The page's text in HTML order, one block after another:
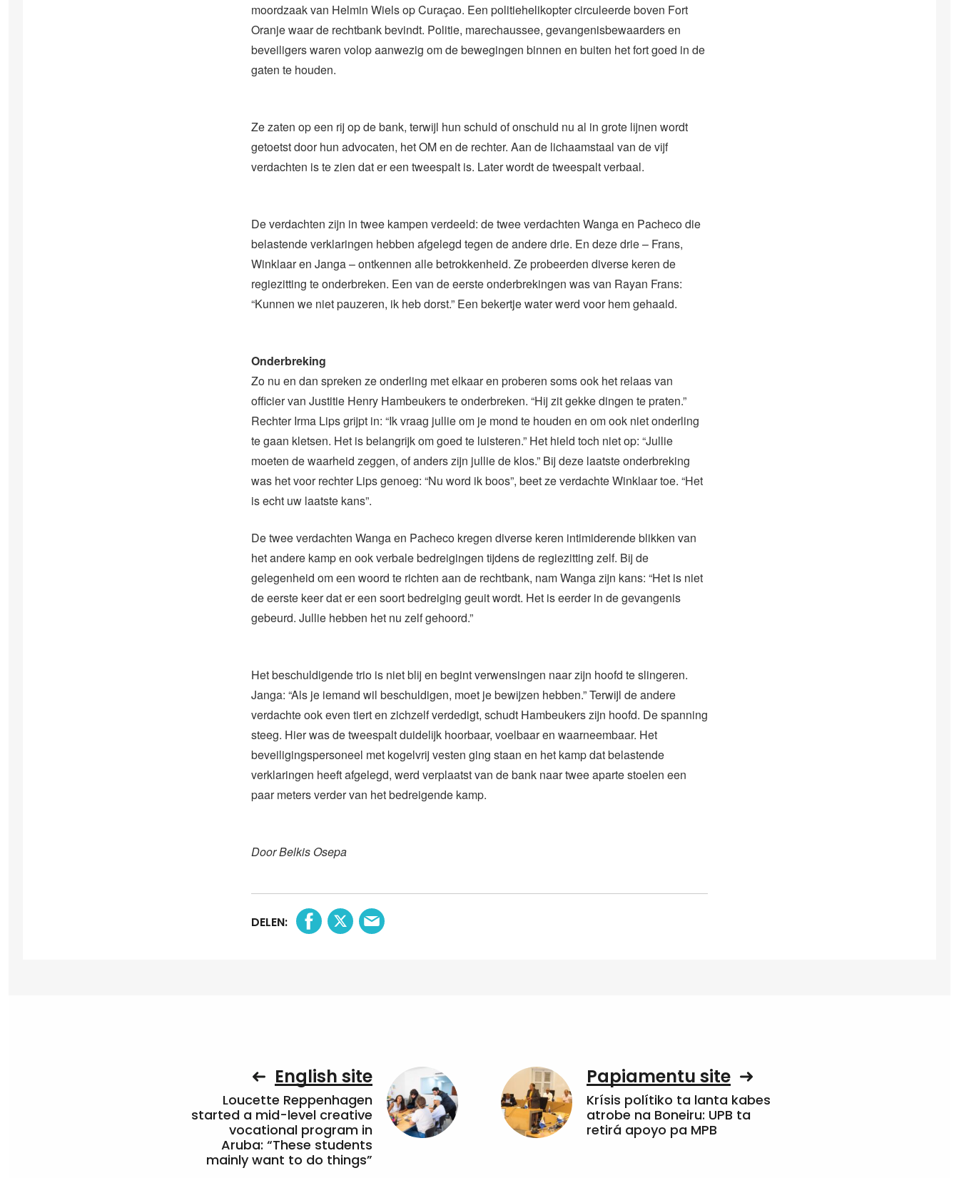
moordzaak van Helmin Wiels op Curaçao. Een politiehelikopter circuleerde boven Fort
Oranje waar de rechtbank bevindt. Politie, marechaussee, gevangenisbewaarders en
beveiligers waren volop aanwezig om de bewegingen binnen en buiten het fort goed in de
gaten te houden.
Ze zaten op een rij op de bank, terwijl hun schuld of onschuld nu al in grote lijnen wordt
getoetst door hun advocaten, het OM en de rechter. Aan de lichaamstaal van de vijf
verdachten is te zien dat er een tweespalt is. Later wordt de tweespalt verbaal.
De verdachten zijn in twee kampen verdeeld: de twee verdachten Wanga en Pacheco die
belastende verklaringen hebben afgelegd tegen de andere drie. En deze drie – Frans,
Winklaar en Janga – ontkennen alle betrokkenheid. Ze probeerden diverse keren de
regiezitting te onderbreken. Een van de eerste onderbrekingen was van Rayan Frans:
“Kunnen we niet pauzeren, ik heb dorst.” Een bekertje water werd voor hem gehaald.
Onderbreking
Zo nu en dan spreken ze onderling met elkaar en proberen soms ook het relaas van
officier van Justitie Henry Hambeukers te onderbreken. “Hij zit gekke dingen te praten.”
Rechter Irma Lips grijpt in: “Ik vraag jullie om je mond te houden en om ook niet onderling
te gaan kletsen. Het is belangrijk om goed te luisteren.” Het hield toch niet op: “Jullie
moeten de waarheid zeggen, of anders zijn jullie de klos.” Bij deze laatste onderbreking
was het voor rechter Lips genoeg: “Nu word ik boos”, beet ze verdachte Winklaar toe. “Het
is echt uw laatste kans”.
De twee verdachten Wanga en Pacheco kregen diverse keren intimiderende blikken van
het andere kamp en ook verbale bedreigingen tijdens de regiezitting zelf. Bij de
gelegenheid om een woord te richten aan de rechtbank, nam Wanga zijn kans: “Het is niet
de eerste keer dat er een soort bedreiging geuit wordt. Het is eerder in de gevangenis
gebeurd. Jullie hebben het nu zelf gehoord.”
Het beschuldigende trio is niet blij en begint verwensingen naar zijn hoofd te slingeren.
Janga: “Als je iemand wil beschuldigen, moet je bewijzen hebben.” Terwijl de andere
verdachte ook even tiert en zichzelf verdedigt, schudt Hambeukers zijn hoofd. De spanning
steeg. Hier was de tweespalt duidelijk hoorbaar, voelbaar en waarneembaar. Het
beveiligingspersoneel met kogelvrij vesten ging staan en het kamp dat belastende
verklaringen heeft afgelegd, werd verplaatst van de bank naar twee aparte stoelen een
paar meters verder van het bedreigende kamp.
Door Belkis Osepa
DELEN:
English site
Loucette Reppenhagen
started a mid-level creative
vocational program in
Aruba: “These students
mainly want to do things”
Papiamentu site
Krísis polítiko ta lanta kabes
atrobe na Boneiru: UPB ta
retirá apoyo pa MPB